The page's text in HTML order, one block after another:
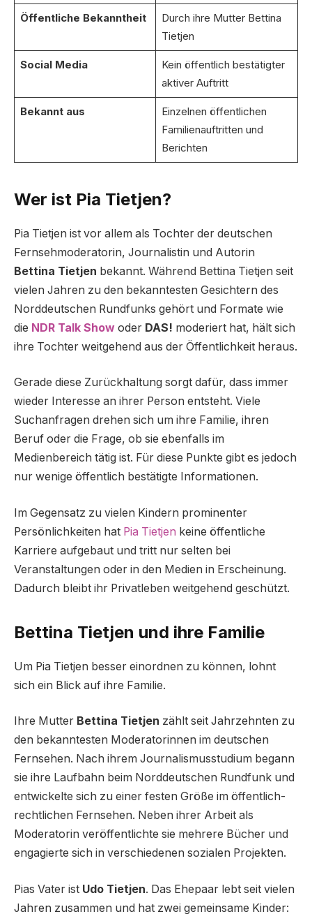
Öffentliche Bekanntheit
Durch ihre Mutter Bettina
Tietjen
Social Media
Kein öffentlich bestätigter
aktiver Auftritt
Bekannt aus
Einzelnen öffentlichen
Familienauftritten und
Berichten
Wer ist Pia Tietjen?
Pia Tietjen ist vor allem als Tochter der deutschen
Fernsehmoderatorin, Journalistin und Autorin
Bettina Tietjen bekannt. Während Bettina Tietjen seit
vielen Jahren zu den bekanntesten Gesichtern des
Norddeutschen Rundfunks gehört und Formate wie
die NDR Talk Show oder DAS! moderiert hat, hält sich
ihre Tochter weitgehend aus der Öffentlichkeit heraus.
Gerade diese Zurückhaltung sorgt dafür, dass immer
wieder Interesse an ihrer Person entsteht. Viele
Suchanfragen drehen sich um ihre Familie, ihren
Beruf oder die Frage, ob sie ebenfalls im
Medienbereich tätig ist. Für diese Punkte gibt es jedoch
nur wenige öffentlich bestätigte Informationen.
Im Gegensatz zu vielen Kindern prominenter
Persönlichkeiten hat Pia Tietjen keine öffentliche
Karriere aufgebaut und tritt nur selten bei
Veranstaltungen oder in den Medien in Erscheinung.
Dadurch bleibt ihr Privatleben weitgehend geschützt.
Bettina Tietjen und ihre Familie
Um Pia Tietjen besser einordnen zu können, lohnt
sich ein Blick auf ihre Familie.
Ihre Mutter Bettina Tietjen zählt seit Jahrzehnten zu
den bekanntesten Moderatorinnen im deutschen
Fernsehen. Nach ihrem Journalismusstudium begann
sie ihre Laufbahn beim Norddeutschen Rundfunk und
entwickelte sich zu einer festen Größe im öffentlich-
rechtlichen Fernsehen. Neben ihrer Arbeit als
Moderatorin veröffentlichte sie mehrere Bücher und
engagierte sich in verschiedenen sozialen Projekten.
Pias Vater ist Udo Tietjen. Das Ehepaar lebt seit vielen
Jahren zusammen und hat zwei gemeinsame Kinder: